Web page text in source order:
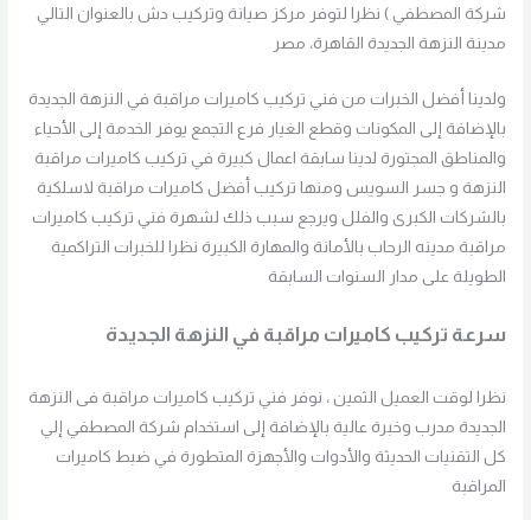
شركة المصطفي ) نظرا لتوفر مركز صيانة وتركيب دش بالعنوان التالي
مدينة النزهة الجديدة القاهرة، مصر
ولدينا أفضل الخبرات من فني تركيب كاميرات مراقبة في النزهة الجديدة
بالإضافة إلى المكونات وقطع الغيار فرع التجمع يوفر الخدمة إلى الأحياء
والمناطق المجتورة لدينا سابقة اعمال كبيرة في تركيب كاميرات مراقبة
النزهة و جسر السويس ومنها تركيب أفضل كاميرات مراقبة لاسلكية
بالشركات الكبرى والفلل ويرجع سبب ذلك لشهرة فني تركيب كاميرات
مراقبة مدينه الرحاب بالأمانة والمهارة الكبيرة نظرا للخبرات التراكمية
الطويلة على مدار السنوات السابقة
سرعة تركيب كاميرات مراقبة في النزهة الجديدة
نظرا لوقت العميل الثمين ، نوفر فني تركيب كاميرات مراقبة فى النزهة
الجديدة مدرب وخبرة عالية بالإضافة إلى استخدام شركة المصطفي إلي
كل التقنيات الحديثة والأدوات والأجهزة المتطورة في ضبط كاميرات
المراقبة